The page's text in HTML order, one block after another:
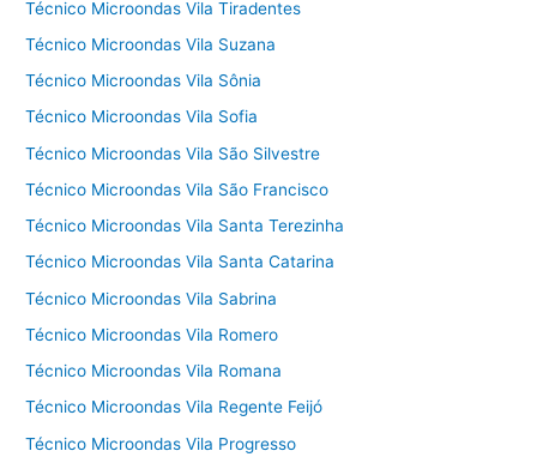
Técnico Microondas Vila Tiradentes
Técnico Microondas Vila Suzana
Técnico Microondas Vila Sônia
Técnico Microondas Vila Sofia
Técnico Microondas Vila São Silvestre
Técnico Microondas Vila São Francisco
Técnico Microondas Vila Santa Terezinha
Técnico Microondas Vila Santa Catarina
Técnico Microondas Vila Sabrina
Técnico Microondas Vila Romero
Técnico Microondas Vila Romana
Técnico Microondas Vila Regente Feijó
Técnico Microondas Vila Progresso